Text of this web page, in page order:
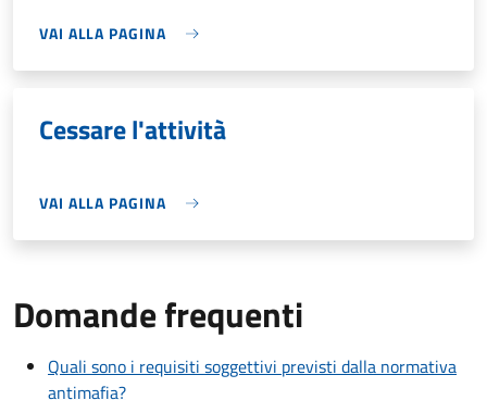
VAI ALLA PAGINA
Cessare l'attività
VAI ALLA PAGINA
Domande frequenti
Quali sono i requisiti soggettivi previsti dalla normativa
antimafia?